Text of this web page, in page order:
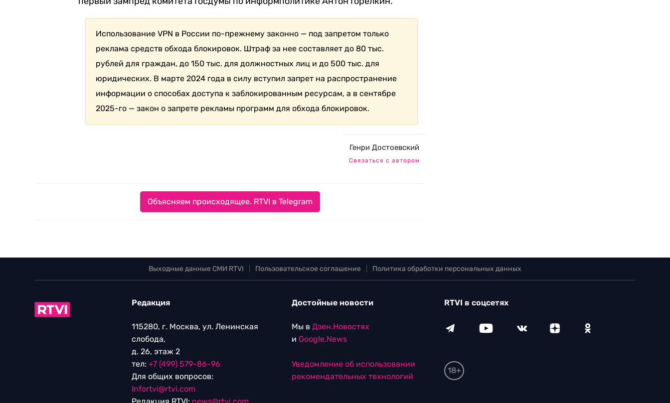
Использование VPN в России по-прежнему законно — под запретом только
реклама средств обхода блокировок. Штраф за нее составляет до 80 тыс.
рублей для граждан, до 150 тыс. для должностных лиц и до 500 тыс. для
юридических. В марте 2024 года в силу вступил запрет на распространение
информации о способах доступа к заблокированным ресурсам, а в сентябре
2025-го — закон о запрете рекламы программ для обхода блокировок.
Генри Достоевский
Связаться с автором
Объясняем происходящее. RTVI в Telegram
Выходные данные СМИ RTVI Пользовательское соглашение Политика обработки персональных данных
Редакция
115280, г. Москва, ул. Ленинская
слобода,
д. 26, этаж 2
тел: +7 (499) 579-86-96
Для общих вопросов:
Infortvi@rtvi.com
Достойные новости
Мы в Дзен.Новостях
и Google.News
Уведомление об использовании
рекомендательных технологий
RTVI в соцсетях
18+